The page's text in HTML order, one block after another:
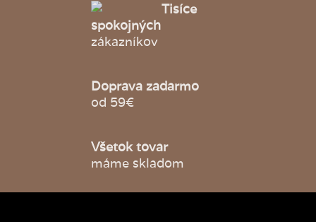
Tisíce
spokojných
zákazníkov
Doprava zadarmo
od 59€
Všetok tovar
máme skladom